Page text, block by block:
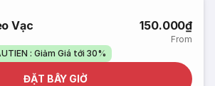
Vạc 150.000₫
From
: Giảm Giá tới 30%
ĐẶT BÂY GIỜ